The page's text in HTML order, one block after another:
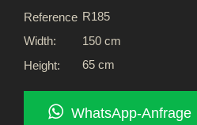
Reference R185
Width:
150 cm
Height:
65 cm
WhatsApp-Anfrage